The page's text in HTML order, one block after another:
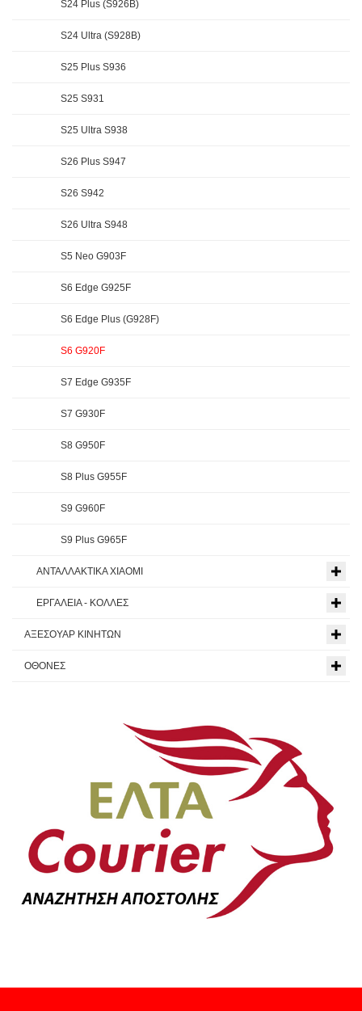
S24 Plus (S926B)
S24 Ultra (S928B)
S25 Plus S936
S25 S931
S25 Ultra S938
S26 Plus S947
S26 S942
S26 Ultra S948
S5 Neo G903F
S6 Edge G925F
S6 Edge Plus (G928F)
S6 G920F
S7 Edge G935F
S7 G930F
S8 G950F
S8 Plus G955F
S9 G960F
S9 Plus G965F
ΑΝΤΑΛΛΑΚΤΙΚΑ XIAOMI
ΕΡΓΑΛΕΙΑ - ΚΟΛΛΕΣ
ΑΞΕΣΟΥΑΡ ΚΙΝΗΤΩΝ
ΟΘΟΝΕΣ